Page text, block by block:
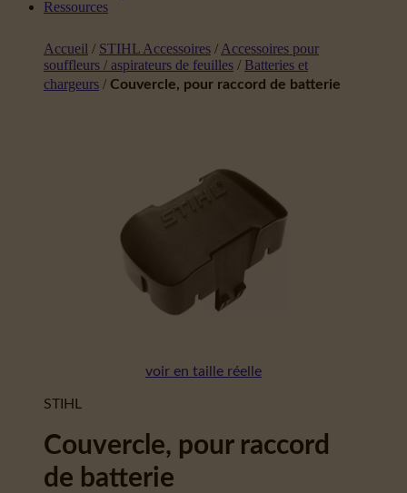
Ressources
Accueil / STIHL Accessoires / Accessoires pour
souffleurs / aspirateurs de feuilles / Batteries et
chargeurs / Couvercle, pour raccord de batterie
voir en taille réelle
STIHL
Couvercle, pour raccord
de batterie